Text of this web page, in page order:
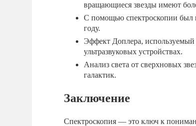
вращающиеся звезды имеют
С помощью спектроскопии был
году.
Эффект Доплера, используемый
ультразвуковых устройствах.
Анализ света от сверхновых
галактик.
Заключение
Спектроскопия — это ключ к